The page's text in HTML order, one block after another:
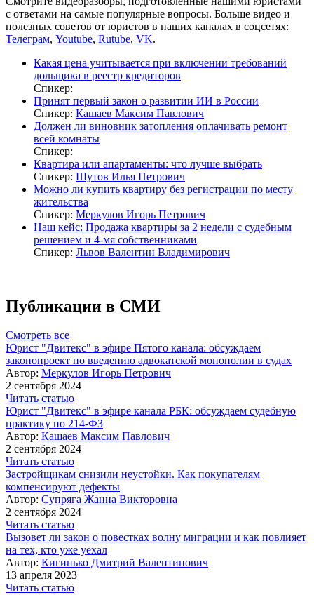
с ответами на самые популярные вопросы. Больше видео и
полезных советов от юристов в наших каналах в соцсетях:
Телеграм, Youtube, Rutube, VK.
Какая цена учитывается при включении требований
дольщика в реестр кредиторов
Спикер:
Принят первый закон о развитии ИИ в России
Спикер: Кашаев Максим Павлович
Должен ли виновник затопления оплачивать ремонт
всей комнаты
Спикер:
Квартира или апартаменты: что лучше выбрать
Спикер: Шутов Илья Петрович
Можно ли купить квартиру без регистрации по месту
жительства
Спикер: Меркулов Игорь Петрович
Наш кейс: Продажа квартиры за 2 недели с судебным
решением и 4-мя собственниками
Спикер: Львов Валентин Владимирович
Публикации в СМИ
Смотреть все
Юрист "Двитекс" в эфире Пятого канала: обсуждаем
законопроект по введению адвокатской монополии в судах
Автор: Меркулов Игорь Петрович
2 сентября 2024
Читать статью
Юрист "Двитекс" в эфире канала РБК: обсуждаем судебную
практику по 214-ФЗ
Автор: Кашаев Максим Павлович
2 сентября 2024
Читать статью
Застройщикам снизили неустойки. Как покупателям
компенсируют дефекты
Автор: Супряга Жанна Викторовна
2 сентября 2024
Читать статью
Вызовет ли закон о повестках волну миграции и как повлияет
на тех, кто уже уехал
Автор: Кигинько Дмитрий Валентинович
13 апреля 2023
Читать статью